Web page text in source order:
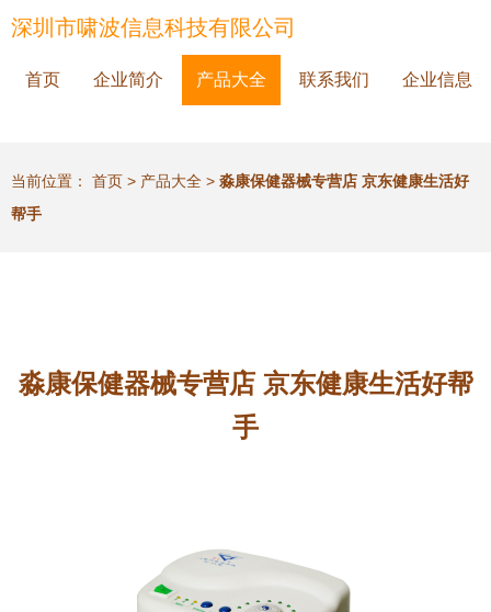
深圳市啸波信息科技有限公司
首页 企业简介 产品大全 联系我们 企业信息
当前位置： 首页 > 产品大全 > 淼康保健器械专营店 京东健康生活好
帮手
淼康保健器械专营店 京东健康生活好帮
手